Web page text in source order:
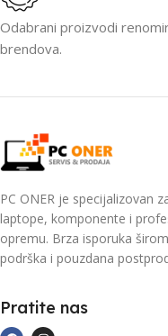
Odabrani proizvodi
brendova.
PC ONER je specijalizovan
laptope, komponente i
opremu. Brza isporuka
podrška i pouzdana
Pratite nas